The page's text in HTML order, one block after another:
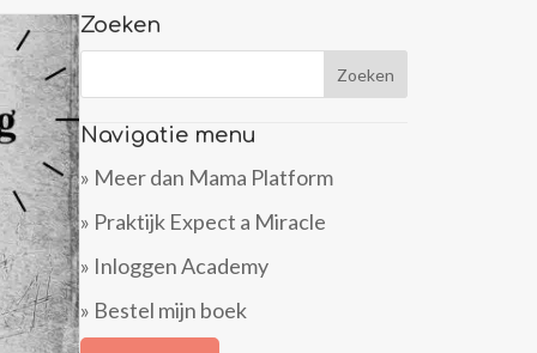
Zoeken
Navigatie menu
» Meer dan Mama Platform
» Praktijk Expect a Miracle
» Inloggen Academy
» Bestel mijn boek